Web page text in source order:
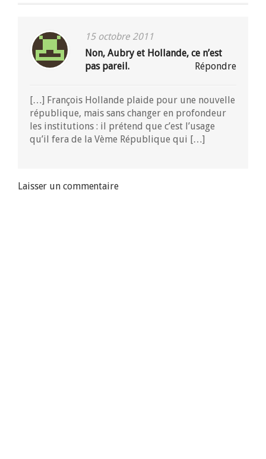
15 octobre 2011
Non, Aubry et Hollande, ce n’est
pas pareil.
Répondre
[…] François Hollande plaide pour une nouvelle
république, mais sans changer en profondeur
les institutions : il prétend que c’est l’usage
qu’il fera de la Vème République qui […]
Laisser un commentaire